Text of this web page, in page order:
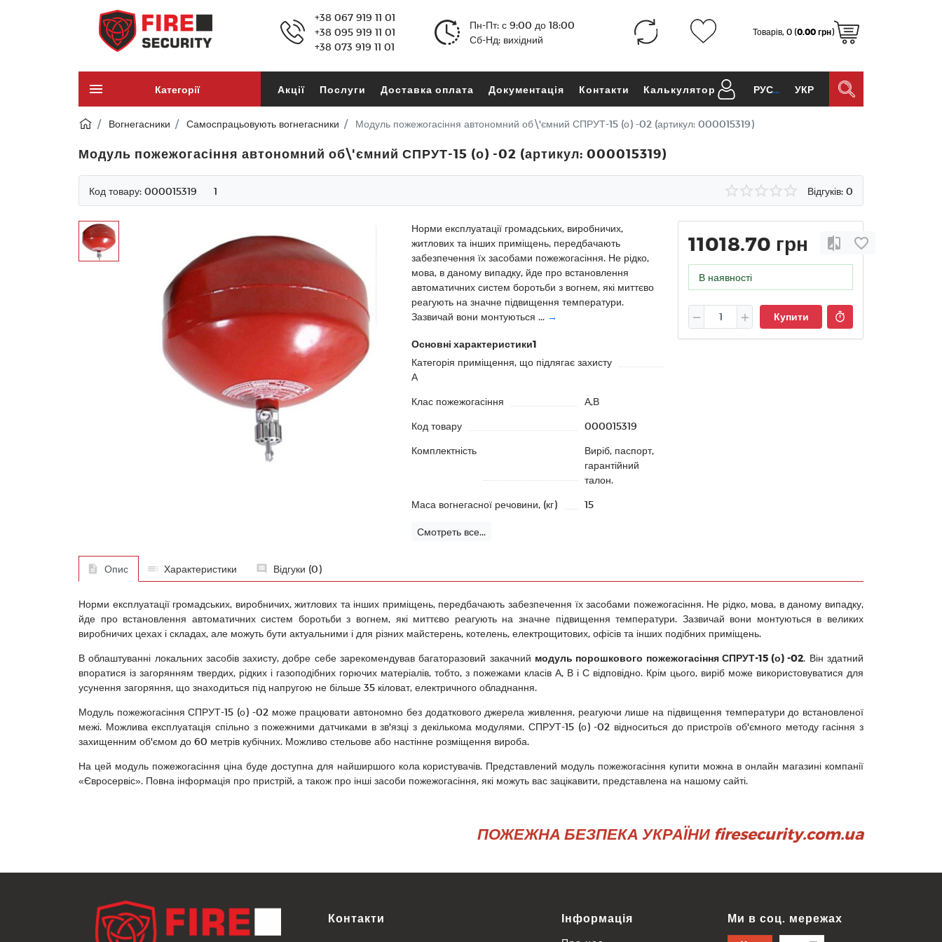
+38 067 919 11 01
+38 095 919 11 01
+38 073 919 11 01
Пн-Пт: с 9:00 до 18:00
Сб-Нд: вихідний
Товарів, 0 (0.00 грн)
Категорії Акції Послуги Доставка оплата Документація Контакти Калькулятор РУС УКР
Вогнегасники Самоспрацьовують вогнегасники Модуль пожежогасіння автономний об\'ємний СПРУТ-15 (о) -02 (артикул: 000015319)
Модуль пожежогасіння автономний об\'ємний СПРУТ-15 (о) -02 (артикул: 000015319)
Код товару: 000015319 1 Відгуків: 0
11018.70 грн
В наявності
Купити
Норми експлуатації громадських, виробничих,
житлових та інших приміщень, передбачають
забезпечення їх засобами пожежогасіння. Не рідко,
мова, в даному випадку, йде про встановлення
автоматичних систем боротьби з вогнем, які миттєво
реагують на значне підвищення температури.
Зазвичай вони монтуються ... →
Основні характеристики1
Категорія приміщення, що підлягає захисту
А
Клас пожежогасіння А,В
Код товару 000015319
Комплектність
Виріб, паспорт,
гарантійний
талон.
Маса вогнегасної речовини, (кг) 15
Смотреть все...
Опис Характеристики Відгуки (0)
Норми експлуатації громадських, виробничих, житлових та інших приміщень, передбачають забезпечення їх засобами пожежогасіння. Не рідко, мова, в даному випадку,
йде про встановлення автоматичних систем боротьби з вогнем, які миттєво реагують на значне підвищення температури. Зазвичай вони монтуються в великих
виробничих цехах і складах, але можуть бути актуальними і для різних майстерень, котелень, електрощитових, офісів та інших подібних приміщень.
В облаштуванні локальних засобів захисту, добре себе зарекомендував багаторазовий закачний модуль порошкового пожежогасіння СПРУТ-15 (о) -02. Він здатний
впоратися із загорянням твердих, рідких і газоподібних горючих матеріалів, тобто, з пожежами класів А, В і С відповідно. Крім цього, виріб може використовуватися для
усунення загоряння, що знаходиться під напругою не більше 35 кіловат, електричного обладнання.
Модуль пожежогасіння СПРУТ-15 (о) -02 може працювати автономно без додаткового джерела живлення, реагуючи лише на підвищення температури до встановленої
межі. Можлива експлуатація спільно з пожежними датчиками в зв'язці з декількома модулями. СПРУТ-15 (о) -02 відноситься до пристроїв об'ємного методу гасіння з
захищенним об'ємом до 60 метрів кубічних. Можливо стельове або настінне розміщення вироба.
На цей модуль пожежогасіння ціна буде доступна для найширшого кола користувачів. Представлений модуль пожежогасіння купити можна в онлайн магазині компанії
«Євросервіс». Повна інформація про пристрій, а також про інші засоби пожежогасіння, які можуть вас зацікавити, представлена ​​на нашому сайті.
ПОЖЕЖНА БЕЗПЕКА УКРАЇНИ firesecurity.com.ua
Контакти Інформація Ми в соц. мережах